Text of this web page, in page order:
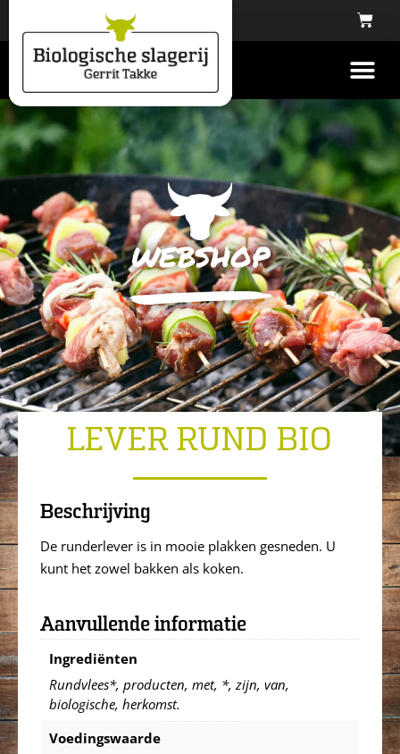
webshop
LEVER RUND BIO
Beschrijving
De runderlever is in mooie plakken gesneden. U
kunt het zowel bakken als koken.
Aanvullende informatie
Ingrediënten
Rundvlees*, producten, met, *, zijn, van,
biologische, herkomst.
Voedingswaarde